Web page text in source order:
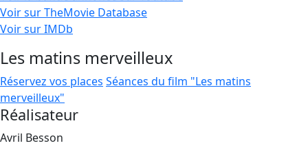
Voir sur TheMovie Database
Voir sur IMDb
Les matins merveilleux
Réservez vos places Séances du film "Les matins
merveilleux"
Réalisateur
Avril Besson